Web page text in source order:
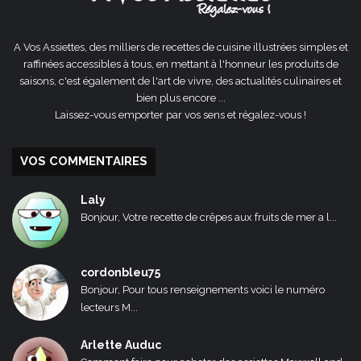
A Vos Assiettes, des milliers de recettes de cuisine illustrées simples et
raffinées accessibles à tous, en mettant à l'honneur les produits de
saisons, c'est également de l'art de vivre, des actualités culinaires et
bien plus encore ...
Laissez-vous emporter par vos sens et régalez-vous !
VOS COMMENTAIRES
Laly
Bonjour, Votre recette de crêpes aux fruits de mer a l...
cordonbleu75
Bonjour, Pour tous renseignements voici le numéro
lecteurs M...
Arlette Auduc